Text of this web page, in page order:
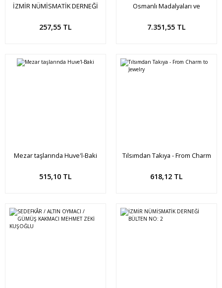
İZMİR NÜMİSMATİK DERNEĞİ
257,55 TL
Sepete Ekle
Osmanlı Madalyaları ve
7.351,55 TL
Sepete Ekle
Mezar taşlarında Huve'l-Baki
515,10 TL
Sepete Ekle
Tılsımdan Takıya - From Charm
618,12 TL
Sepete Ekle